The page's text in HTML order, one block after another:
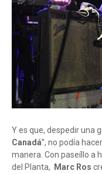
Y es que, despedir una
Canadá”, no podía
manera. Con paseíllo a
del Planta,
Marc Ros